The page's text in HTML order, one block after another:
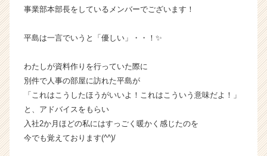
ム
イ
|
ベ
ン
ャ
ー・
成
事業部本部長をしているメンバーでございます！
平島は一言でいうと「優しい」・・！✨
わたしが資料作りを行っていた際に
別件で人事の部屋に訪れた平島が
「これはこうしたほうがいいよ！これはこういう意味だよ！」
と、アドバイスをもらい
入社2か月ほどの私にはすっごく暖かく感じたのを
今でも覚えております(^^)/